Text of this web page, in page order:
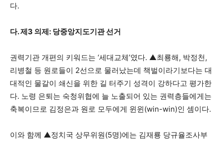
다.
다. 제3 의제: 당중앙지도기관 선거
권력기관 개편의 키워드는 ‘세대교체’였다. ▲최룡해, 박정천,
리병철 등 원로들이 2선으로 물러났는데 책벌이라기보다는 대
대적인 물갈이 쇄신을 위한 길 터주기 성격이 강하다고 평가한
다. 노령 은퇴는 숙청위협에 늘 노출되어 있는 권력층들에게는
축복이므로 김정은과 원로 모두에게 윈윈(win-win)인 셈이다.
이와 함께 ▲정치국 상무위원(5명)에는 김재룡 당규율조사부